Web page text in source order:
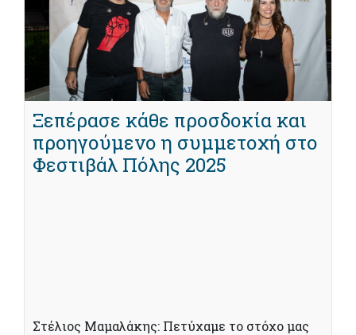
Ξεπέρασε κάθε προσδοκία και
προηγούμενο η συμμετοχή στο
Φεστιβάλ Πόλης 2025
Στέλιος Μαμαλάκης: Πετύχαμε το στόχο μας